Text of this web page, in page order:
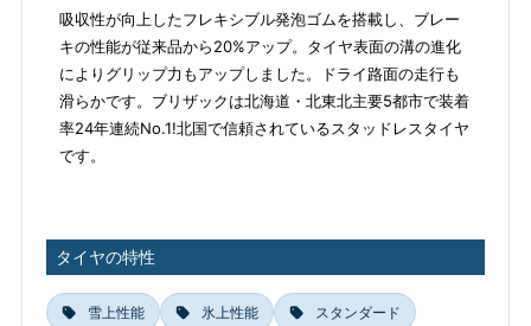
吸収性が向上したフレキシブル発泡ゴムを搭載し、ブレー
キの性能が従来品から20%アップ。タイヤ表面の溝の進化
によりグリップ力もアップしました。ドライ路面の走行も
滑らかです。ブリザックは北海道・北東北主要5都市で装着
率24年連続No.1!北国で信頼されているスタッドレスタイヤ
です。
タイヤの特性
雪上性能 氷上性能 スタンダード